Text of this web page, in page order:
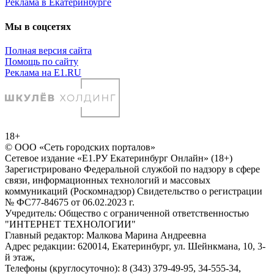
Реклама в Екатеринбурге
Мы в соцсетях
Полная версия сайта
Помощь по сайту
Реклама на E1.RU
18+
© ООО «Сеть городских порталов»
Сетевое издание «Е1.РУ Екатеринбург Онлайн» (18+)
Зарегистрировано Федеральной службой по надзору в сфере
связи, информационных технологий и массовых
коммуникаций (Роскомнадзор) Свидетельство о регистрации
№ ФС77-84675 от 06.02.2023 г.
Учредитель: Общество с ограниченной ответственностью
"ИНТЕРНЕТ ТЕХНОЛОГИИ"
Главный редактор: Малкова Марина Андреевна
Адрес редакции: 620014, Екатеринбург, ул. Шейнкмана, 10, 3-
й этаж,
Телефоны (круглосуточно): 8 (343) 379-49-95, 34-555-34,